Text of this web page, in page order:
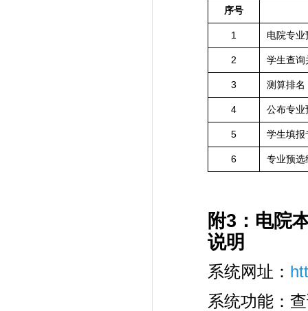
序号
1 电院专
2 学生查询
3 测算排名
4 公布专业
5 学生填报
6 专业预选
附3：电院
说明
系统网址：
系统功能：